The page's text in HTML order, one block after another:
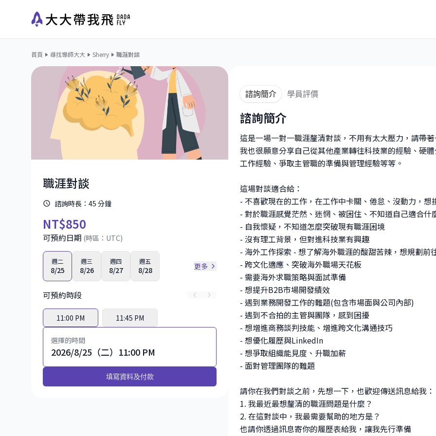
首頁 尋找導師大大 Sherry 職涯對談
職涯對談
諮詢時長： 45 分鐘
NT$850
可預約日期 (時區： UTC)
週二
8/25
週三
8/26
週四
8/27
週五
8/28 更多
可預約時段
11:00 PM 11:45 PM
選擇的時間
2026/8/25（二）11:00 PM
填寫資料及付款
諮詢簡介 學員評價
諮詢簡介
這是一場一對一職涯釐清對談，不用有太大壓力，請帶
我也很願意分享自己從其他產業轉往科技業的經驗、硬
工作經驗、爭取主管職的準備與管理經驗等等。
這場對談適合給：
- 不喜歡現在的工作，在工作中卡關、倦怠、沒動力，
- 對於職涯感覺茫然、迷惘、被困住、不知道自己適合什
- 自我懷疑，不知道怎麼突破現有職涯困境
- 沒有理工背景，但對進科技業有興趣
- 海外工作探索 - 想了解海外職涯的酸甜苦辣，想規劃前
- 跨文化適應、突破海外職場天花板
- 需要海外求職策略與面試準備
- 想提升B2B市場開發績效
- 遇到業務開發工作的難題(包含市場面與公司內部)
- 遇到不合拍的主管與團隊，感到困擾
- 想增進商務談判技能、增進跨文化溝通技巧
- 想優化履歷與LinkedIn
- 想爭取組織能見度、升職加薪
- 面對管理團隊的難題
請你在我們對談之前，先想一下，也歡迎傳送訊息給我：
1. 我最近最想釐清的職涯問題是什麼？
2. 在這對談中，我最需要幫助的地方是？
也請你透過訊息寄你的履歷表給我，讓我先行準備